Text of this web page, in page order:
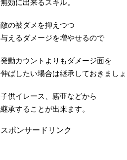
無効に出来るスキル。
敵の被ダメを抑えつつ
与えるダメージを増やせるので
発動カウントよりもダメージ面を
伸ばしたい場合は継承しておきまし
子供イレース、霧亜などから
継承することが出来ます。
スポンサードリンク